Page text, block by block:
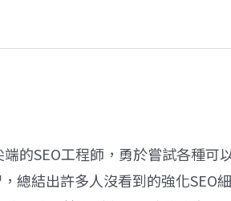
的SEO工程師，勇於嘗試各種可
總結出許多人沒看到的強化SEO